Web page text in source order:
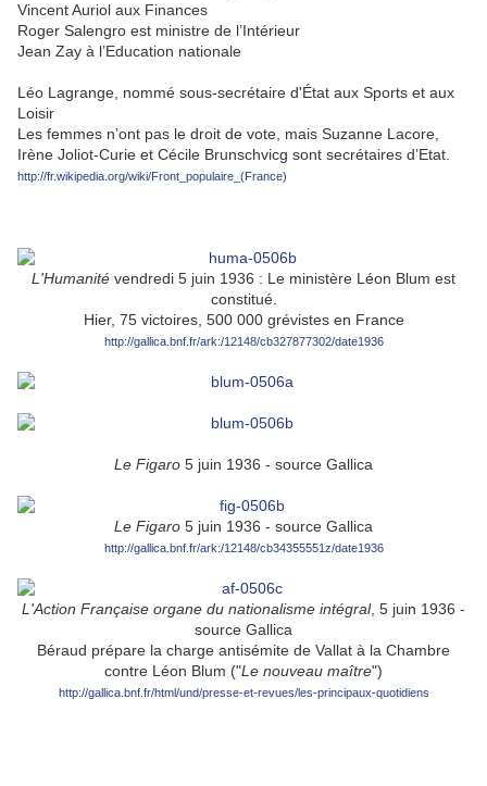
Vincent Auriol aux Finances
Roger Salengro est ministre de l’Intérieur
Jean Zay à l’Education nationale
Léo Lagrange, nommé sous-secrétaire d'État aux Sports et aux
Loisir
Les femmes n’ont pas le droit de vote, mais Suzanne Lacore,
Irène Joliot-Curie et Cécile Brunschvicg sont secrétaires d’Etat.
http://fr.wikipedia.org/wiki/Front_populaire_(France)
L'Humanité vendredi 5 juin 1936 : Le ministère Léon Blum est
constitué.
Hier, 75 victoires, 500 000 grévistes en France
http://gallica.bnf.fr/ark:/12148/cb327877302/date1936
Le Figaro 5 juin 1936 - source Gallica
Le Figaro 5 juin 1936 - source Gallica
http://gallica.bnf.fr/ark:/12148/cb34355551z/date1936
L'Action Française organe du nationalisme intégral, 5 juin 1936 -
source Gallica
Béraud prépare la charge antisémite de Vallat à la Chambre
contre Léon Blum ("Le nouveau maître")
http://gallica.bnf.fr/html/und/presse-et-revues/les-principaux-quotidiens